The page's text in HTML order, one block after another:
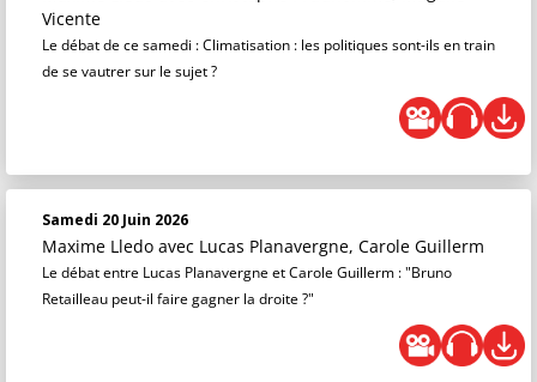
Vicente
Le débat de ce samedi : Climatisation : les politiques sont-ils en train
de se vautrer sur le sujet ?
Samedi 20 Juin 2026
Maxime Lledo avec Lucas Planavergne, Carole Guillerm
Le débat entre Lucas Planavergne et Carole Guillerm : "Bruno
Retailleau peut-il faire gagner la droite ?"